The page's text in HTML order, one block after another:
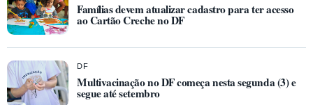
Famílias devem atualizar cadastro para ter acesso
ao Cartão Creche no DF
DF
Multivacinação no DF começa nesta segunda (3) e
segue até setembro